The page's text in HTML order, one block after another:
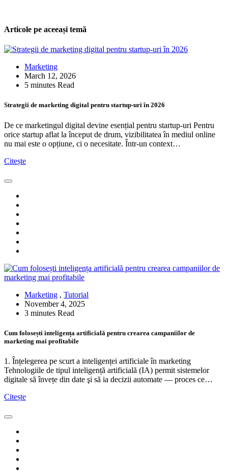
Articole pe aceeași temă
Marketing
March 12, 2026
5 minutes Read
Strategii de marketing digital pentru startup-uri în 2026
De ce marketingul digital devine esențial pentru startup-uri Pentru
orice startup aflat la început de drum, vizibilitatea în mediul online
nu mai este o opțiune, ci o necesitate. Într-un context…
Citește
Marketing , Tutorial
November 4, 2025
3 minutes Read
Cum folosești inteligența artificială pentru crearea campaniilor de
marketing mai profitabile
1. Înțelegerea pe scurt a inteligenței artificiale în marketing
Tehnologiile de tipul inteligență artificială (IA) permit sistemelor
digitale să învețe din date şi să ia decizii automate — proces ce…
Citește